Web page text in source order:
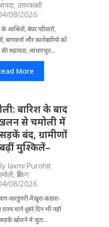
, उत्तरकाशी
08/2026
आश्रितों, बेघर परिवारों,
बागवानों और कारोबारियों को
की सहायता, आधारभूत...
More
बारिश के बाद
से चमोली में
बंद, ग्रामीणों
मुश्किलें–
laxmi Purohit
, ब्रेकिंग
08/2026
धारडुंगरी-मैखुरा-कंडारा-
राज्य मार्ग दूसरे दिन भी नहीं
खोलने में जुटा...